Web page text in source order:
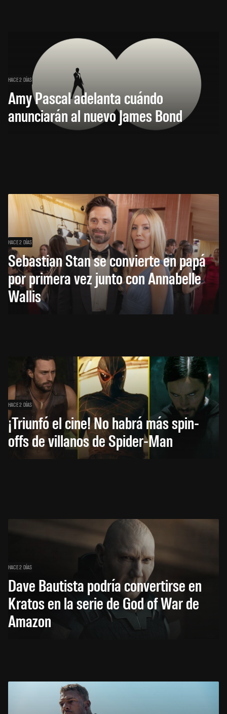
HACE 2 DÍAS
Amy Pascal adelanta cuándo
anunciarán al nuevo James Bond
HACE 2 DÍAS
Sebastian Stan se convierte en papá
por primera vez junto con Annabelle
Wallis
HACE 2 DÍAS
¡Triunfó el cine! No habrá más spin-
offs de villanos de Spider-Man
HACE 2 DÍAS
Dave Bautista podría convertirse en
Kratos en la serie de God of War de
Amazon